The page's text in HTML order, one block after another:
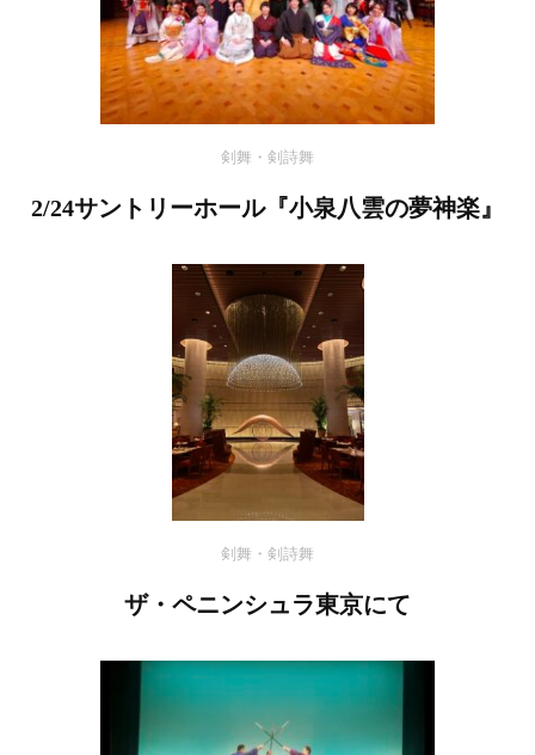
剣舞・剣詩舞
2/24サントリーホール『小泉八雲の夢神楽』
剣舞・剣詩舞
ザ・ペニンシュラ東京にて